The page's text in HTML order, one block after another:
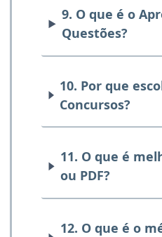
9. O que é o
Questões?
10. Por que
Concursos?
11. O que é
ou PDF?
12. O que é o